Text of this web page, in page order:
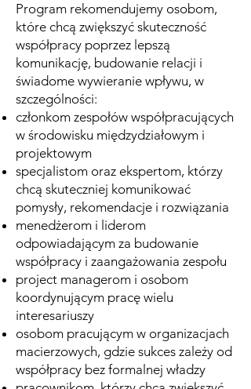
Program rekomendujemy osobom,
które chcą zwiększyć skuteczność
współpracy poprzez lepszą
komunikację, budowanie relacji i
świadome wywieranie wpływu, w
szczególności:
członkom zespołów współpracujących
w środowisku międzydziałowym i
projektowym
specjalistom oraz ekspertom, którzy
chcą skuteczniej komunikować
pomysły, rekomendacje i rozwiązania
menedżerom i liderom
odpowiadającym za budowanie
współpracy i zaangażowania zespołu
project managerom i osobom
koordynującym pracę wielu
interesariuszy
osobom pracującym w organizacjach
macierzowych, gdzie sukces zależy od
współpracy bez formalnej władzy